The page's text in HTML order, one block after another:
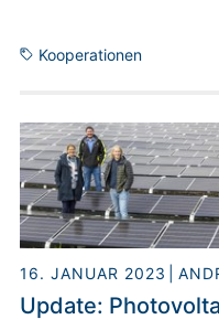
die jeweiligen
persönliches Treffen
eine dauerhafte
PTB zu fünf
steigend.
Kooperationen
16. JANUAR 2023
Update: